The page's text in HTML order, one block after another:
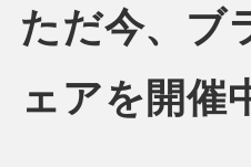
ただ今、ブ
ェアを開催